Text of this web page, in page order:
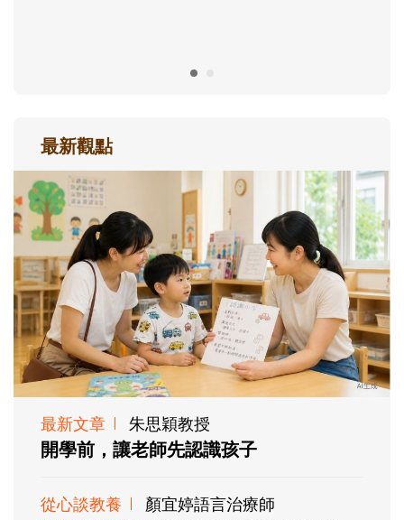
最新觀點
最新文章 朱思穎教授
開學前，讓老師先認識孩子
從心談教養 顏宜婷語言治療師